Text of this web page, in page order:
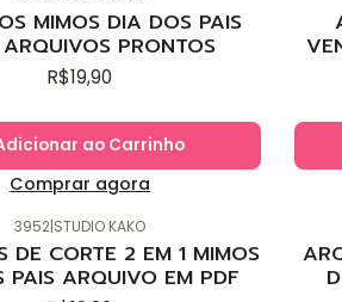
MIMOS DIA DOS PAIS
PRONTOS
R$19,90
ao Carrinho
Comprar agora
3952|STUDIO KAKO
DE CORTE 2 EM 1 MIMOS
PAIS ARQUIVO EM PDF